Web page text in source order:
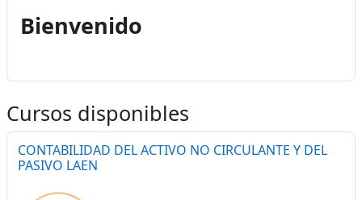
Bienvenido
Cursos disponibles
CONTABILIDAD DEL ACTIVO NO CIRCULANTE Y DEL
PASIVO LAEN